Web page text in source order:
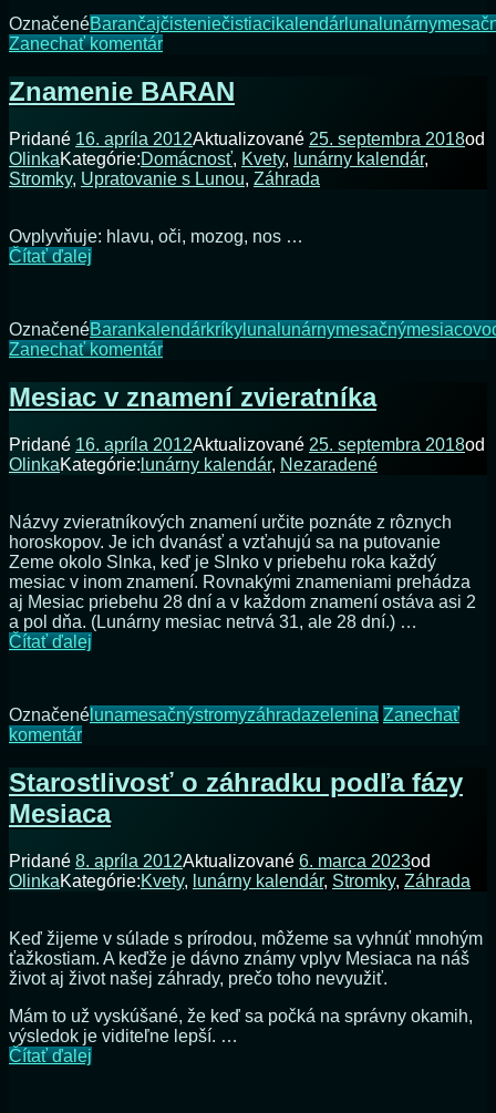
16.4.2012
OznačenéBarančajčisteniečistiacikalendárlunalunárny
Zanechať komentárna
informácie
–
Znamenie BARAN
Pridané 16. apríla 2012Aktualizované 25. septembra 2018od
OlinkaKategórie:Domácnosť, Kvety, lunárny kalendár,
Stromky, Upratovanie s Lunou, Záhrada
Ovplyvňuje: hlavu, oči, mozog, nos …
Čítať ďalejZnamenie
OznačenéBarankalendárkríkylunalunárnymesačnýmesiac
Zanechať komentárna
BARAN
Mesiac v znamení zvieratníka
Pridané 16. apríla 2012Aktualizované 25. septembra 2018od
OlinkaKategórie: lunárny kalendár, Nezaradené
Názvy zvieratníkových znamení určite poznáte z rôznych
horoskopov. Je ich dvanásť a vzťahujú sa na putovanie
Zeme okolo Slnka, keď je Slnko v priebehu roka každý
mesiac v inom znamení. Rovnakými znameniami prehádza
aj Mesiac priebehu 28 dní a v každom znamení ostáva asi 2
a pol dňa. (Lunárny mesiac netrvá 31, ale 28 dní.) …
Čítať ďalejMesiac
Označenélunamesačnýstromyzáhradazelenina Zanechať
komentárna
v
znamení
zvieratníka
Starostlivosť o záhradku podľa fázy
Mesiaca
Pridané 8. apríla 2012Aktualizované 6. marca 2023od
OlinkaKategórie:Kvety, lunárny kalendár, Stromky, Záhrada
Keď žijeme v súlade s prírodou, môžeme sa vyhnúť mnohým
ťažkostiam. A keďže je dávno známy vplyv Mesiaca na náš
život aj život našej záhrady, prečo toho nevyužiť.
Mám to už vyskúšané, že keď sa počká na správny okamih,
výsledok je viditeľne lepší. …
Čítať ďalejStarostlivosť